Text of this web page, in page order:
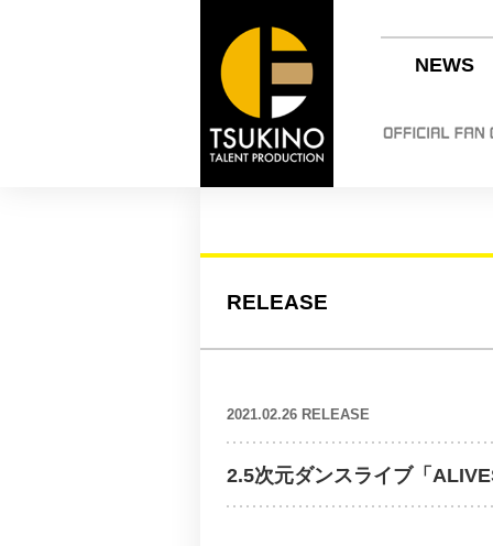
NEWS
RELEASE
2021.02.26 RELEASE
2.5次元ダンスライブ「